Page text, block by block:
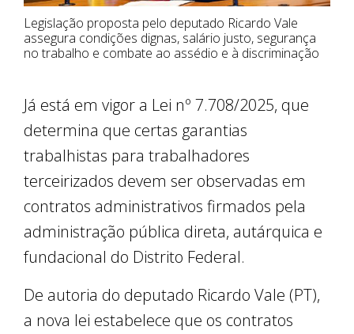
Legislação proposta pelo deputado Ricardo Vale
assegura condições dignas, salário justo, segurança
no trabalho e combate ao assédio e à discriminação
Já está em vigor a Lei nº 7.708/2025, que
determina que certas garantias
trabalhistas para trabalhadores
terceirizados devem ser observadas em
contratos administrativos firmados pela
administração pública direta, autárquica e
fundacional do Distrito Federal.
De autoria do deputado Ricardo Vale (PT),
a nova lei estabelece que os contratos